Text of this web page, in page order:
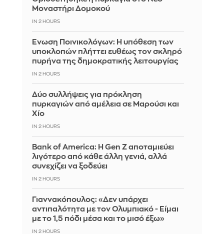
Μοναστήρι Δομοκού
IN 2 HOURS
Ένωση Ποινικολόγων: Η υπόθεση των
υποκλοπών πλήττει ευθέως τον σκληρό
πυρήνα της δημοκρατικής λειτουργίας
IN 2 HOURS
Δύο συλλήψεις για πρόκληση
πυρκαγιών από αμέλεια σε Μαρούσι και
Χίο
IN 2 HOURS
Bank of America: Η Gen Z αποταμιεύει
λιγότερο από κάθε άλλη γενιά, αλλά
συνεχίζει να ξοδεύει
IN 2 HOURS
Γιαννακόπουλος: «Δεν υπάρχει
αντιπαλότητα με τον Ολυμπιακό - Είμαι
με το 1,5 πόδι μέσα και το μισό έξω»
IN 2 HOURS